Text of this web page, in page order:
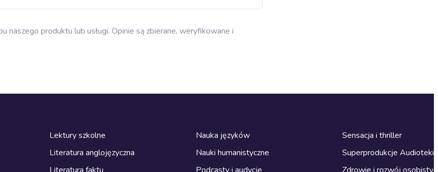
naszego produktu lub usługi. Opinie są zbierane, weryfikowane i
Lektury szkolne
Literatura anglojęzyczna
Nauka języków
Nauki humanistyczne
Sensacja i thriller
Superprodukcje Audioteki